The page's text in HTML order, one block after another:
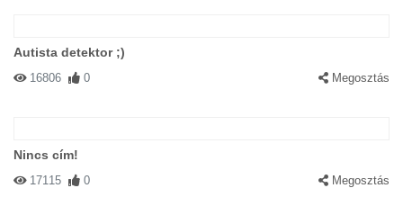
Autista detektor ;)
16806 0 Megosztás
Nincs cím!
17115 0 Megosztás